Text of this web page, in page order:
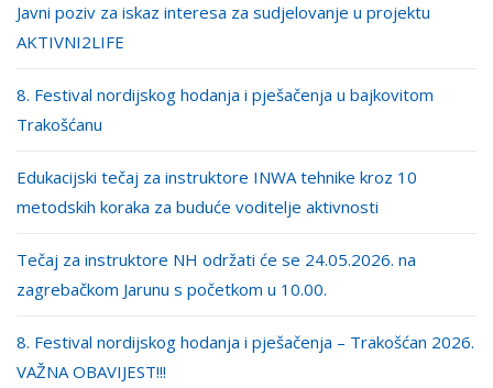
Javni poziv za iskaz interesa za sudjelovanje u projektu
AKTIVNI2LIFE
8. Festival nordijskog hodanja i pješačenja u bajkovitom
Trakošćanu
Edukacijski tečaj za instruktore INWA tehnike kroz 10
metodskih koraka za buduće voditelje aktivnosti
Tečaj za instruktore NH održati će se 24.05.2026. na
zagrebačkom Jarunu s početkom u 10.00.
8. Festival nordijskog hodanja i pješačenja – Trakošćan 2026.
VAŽNA OBAVIJEST!!!